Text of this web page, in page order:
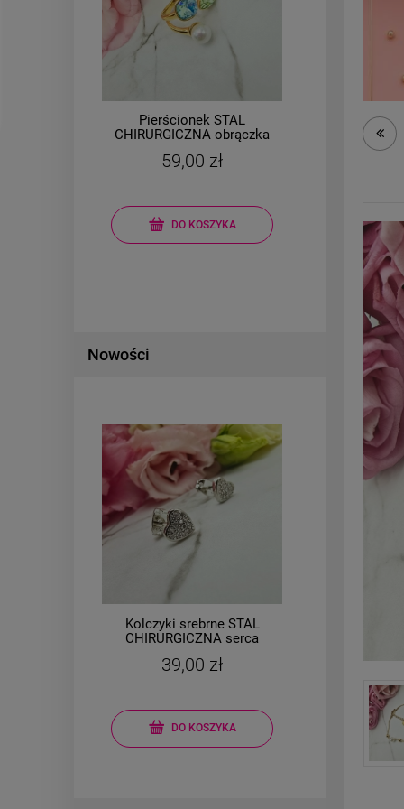
Pierścionek STAL
CHIRURGICZNA obrączka
perła
59,00 zł
DO KOSZYKA
zawijasy
Cena
DO
Nowości
Kolczyki srebrne STAL
CHIRURGICZNA serca
39,00 zł
DO KOSZYKA